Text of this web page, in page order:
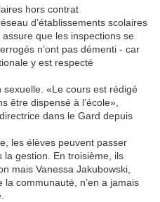
hors contrat
d’établissements scolaires
que les inspections se
n’ont pas démenti - car
y est respecté
sexuelle. «Le cours est rédigé
être dispensé à l’école»,
dans le Gard depuis
les élèves peuvent passer
gestion. En troisième, ils
mais Vanessa Jakubowski,
communauté, n’en a jamais